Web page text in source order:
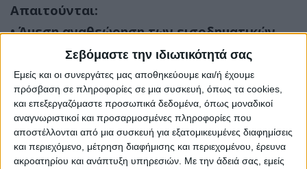
Σεβόμαστε την ιδιωτικότητά σας
Εμείς και οι συνεργάτες μας αποθηκεύουμε και/ή έχουμε
πρόσβαση σε πληροφορίες σε μια συσκευή, όπως τα cookies,
και επεξεργαζόμαστε προσωπικά δεδομένα, όπως μοναδικοί
αναγνωριστικοί και προσαρμοσμένες πληροφορίες που
αποστέλλονται από μια συσκευή για εξατομικευμένες διαφημίσεις
και περιεχόμενο, μέτρηση διαφήμισης και περιεχομένου, έρευνα
ακροατηρίου και ανάπτυξη υπηρεσιών. Με την άδειά σας, εμείς
Απαιτούνται:
• Άμεση αναθεώρηση των εισοδηματικών
κριτηρίων ώστε να ανταποκρίνονται στις
πραγματικές συνθήκες κόστους ζωής.
• Αναπροσαρμογή των κριτηρίων και για
τους δημόσιους βρεφονηπιακούς
σταθμούς, ώστε να μην αποκλείονται
οικογένειες με πραγματικές ανάγκες.